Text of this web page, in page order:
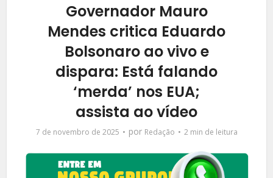
Governador Mauro
Mendes critica Eduardo
Bolsonaro ao vivo e
dispara: Está falando
‘merda’ nos EUA;
assista ao vídeo
7 de novembro de 2025 por Redação 2 min de leitura